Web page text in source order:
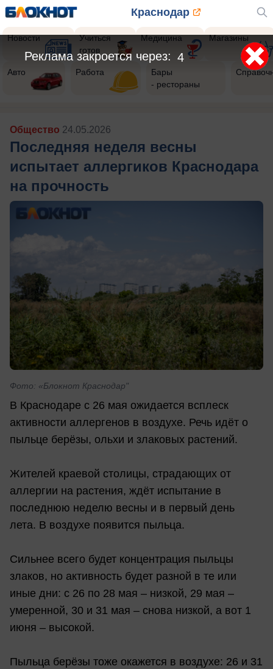
Краснодар
Новости
Учиться
готов
Медицина Магазины
Авто Работа
Бары
- рестораны
Общество 24.05.2026
Последняя неделя весны
испытает аллергиков Краснодара
на прочность
Фото: «Блокнот Краснодар"
В Краснодаре с 26 мая ожидается всплеск
активности аллергенов в воздухе. Речь идёт о
пыльце берёзы, ольхи и злаковых растений.
Жителей краевой столицы, страдающих от
аллергии на растения, ждёт испытание в
последнюю неделю весны и в первый день
лета. В воздухе появится пыльца.
Сильнее всего будет концентрация пыльцы
злаков, но активность будет разной в те или
иные дни: с 26 по 28 мая – низкой, 29 мая –
умеренной, 30 и 31 мая – снова низкой, а вот 1
июня – высокой.
Пыльца берёзы тоже окажется в воздухе: 26 и 31
1
Реклама закроется через: